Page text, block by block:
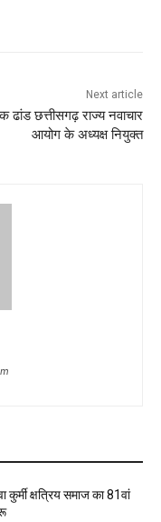
Next article
ढांड छत्तीसगढ़ राज्य नवाचार
आयोग के अध्यक्ष नियुक्त
कुर्मी क्षत्रिय समाज का 81वां